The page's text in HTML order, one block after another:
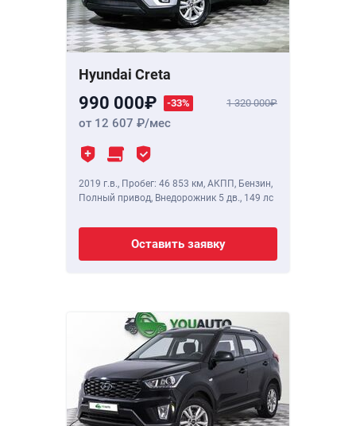
Hyundai Creta
990 000 -33% 1 320 000
от 12 607 /мес
2019 г.в., Пробег: 46 853 км, АКПП, Бензин,
Полный привод, Внедорожник 5 дв., 149 лс
Оставить заявку